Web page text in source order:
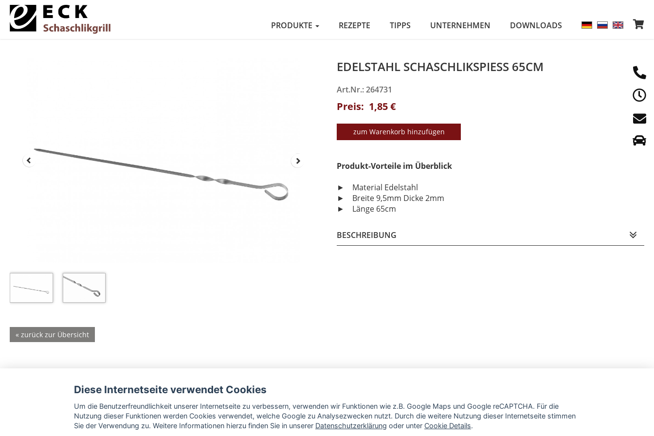
PRODUKTE REZEPTE TIPPS UNTERNEHMEN DOWNLOADS
EDELSTAHL SCHASCHLIKSPIESS 65CM
Art.Nr.: 264731
Preis: 1,85 €
zum Warenkorb hinzufügen
Produkt-Vorteile im Überblick
► Material Edelstahl
► Breite 9,5mm Dicke 2mm
► Länge 65cm
BESCHREIBUNG
« zurück zur Übersicht
Diese Internetseite verwendet Cookies
Um die Benutzerfreundlichkeit unserer Internetseite zu verbessern, verwenden wir Funktionen wie z.B. Google Maps und Google reCAPTCHA. Für die
Nutzung dieser Funktionen werden Cookies verwendet, welche Google zu Analysezwecken nutzt. Durch die weitere Nutzung dieser Internetseite stimmen
Sie der Verwendung zu. Weitere Informationen hierzu finden Sie in unserer Datenschutzerklärung oder unter Cookie Details.